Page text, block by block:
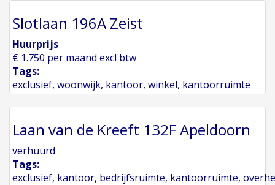
Slotlaan 196A Zeist
Huurprijs
€ 1.750 per maand excl btw
Tags:
exclusief, woonwijk, kantoor, winkel, kantoorruimte
Laan van de Kreeft 132F Apeldoorn
verhuurd
Tags:
exclusief, kantoor, bedrijfsruimte, kantoorruimte,